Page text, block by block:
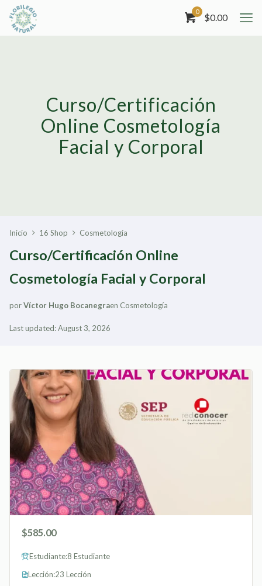
0
$0.00
Curso/Certificación
Online Cosmetología
Facial y Corporal
Inicio 16 Shop Cosmetología
Curso/Certificación Online
Cosmetología Facial y Corporal
porVíctor Hugo Bocanegraen Cosmetología
Last updated: August 3, 2026
$585.00
Estudiante:8 Estudiante
Lección:23 Lección